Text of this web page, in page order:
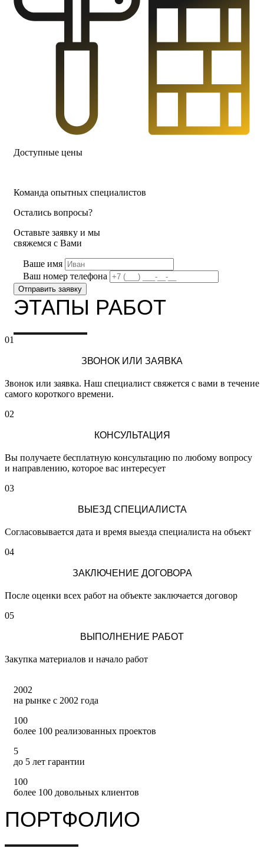
Доступные цены
Команда опытных специалистов
Остались вопросы?
Оставьте заявку и мы
свяжемся с Вами
Ваше имя
Ваш номер телефона
ЭТАПЫ РАБОТ
01
ЗВОНОК ИЛИ ЗАЯВКА
Звонок или заявка. Наш специалист свяжется с вами в течение
самого короткого времени.
02
КОНСУЛЬТАЦИЯ
Вы получаете бесплатную консультацию по любому вопросу
и направлению, которое вас интересует
03
ВЫЕЗД СПЕЦИАЛИСТА
Согласовывается дата и время выезда специалиста на объект
04
ЗАКЛЮЧЕНИЕ ДОГОВОРА
После оценки всех работ на объекте заключается договор
05
ВЫПОЛНЕНИЕ РАБОТ
Закупка материалов и начало работ
2002
на рынке с 2002 года
100
более 100 реализованных проектов
5
до 5 лет гарантии
100
более 100 довольных клиентов
ПОРТФОЛИО